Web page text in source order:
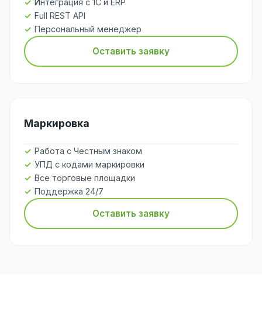
Интеграция с 1С и ERP
Full REST API
Персональный менеджер
Оставить заявку
Маркировка
Работа с Честным знаком
УПД с кодами маркировки
Все торговые площадки
Поддержка 24/7
Оставить заявку